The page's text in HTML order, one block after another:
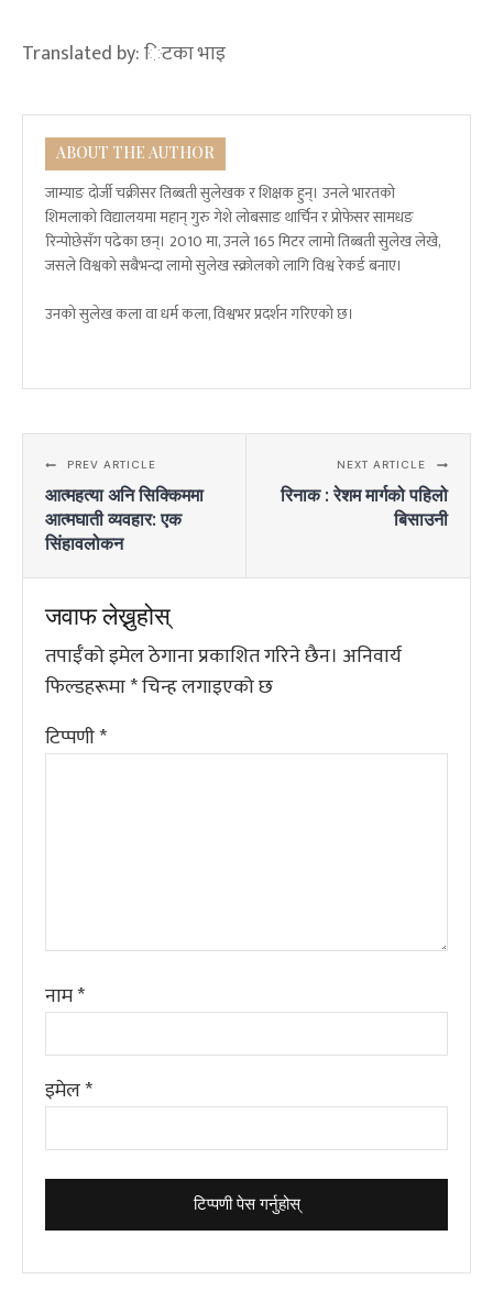
Translated by:िटका भाइ
ABOUT THE AUTHOR
जाम्याङ दोर्जी चक्रीसर तिब्बती सुलेखक र शिक्षक हुन्। उनले भारतको
शिमलाको विद्यालयमा महान् गुरु गेशे लोबसाङ थार्चिन र प्रोफेसर सामधङ
रिन्पोछेसँग पढेका छन्। 2010 मा, उनले 165 मिटर लामो तिब्बती सुलेख लेखे,
जसले विश्वको सबैभन्दा लामो सुलेख स्क्रोलको लागि विश्व रेकर्ड बनाए।
उनको सुलेख कला वा धर्म कला, विश्वभर प्रदर्शन गरिएको छ।
PREV ARTICLE
आत्महत्या अनि सिक्किममा
आत्मघाती व्यवहार: एक
सिंहावलोकन
NEXT ARTICLE
रिनाक : रेशम मार्गको पहिलो
बिसाउनी
जवाफ लेख्नुहोस्
तपाईँको इमेल ठेगाना प्रकाशित गरिने छैन। अनिवार्य
फिल्डहरूमा*चिन्ह लगाइएको छ
टिप्पणी*
नाम*
इमेल*